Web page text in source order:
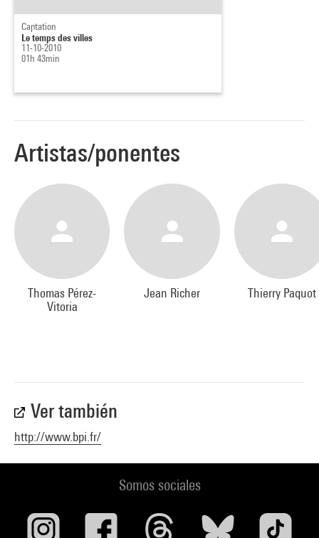
Captation
Le temps des villes
11-10-2010
01h 43min
Artistas/ponentes
Thomas Pérez-
Vitoria
Jean Richer Thierry Paquot
Ver también
http://www.bpi.fr/
Somos sociales